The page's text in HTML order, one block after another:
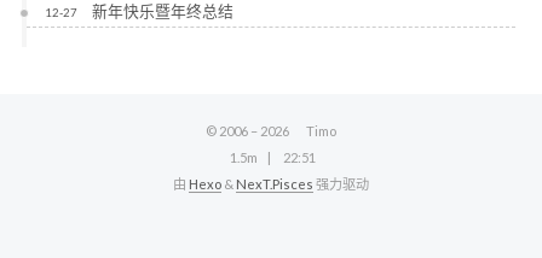
12-27 新年快乐暨年终总结
© 2006 – 2026
Timo
1.5m
22:51
由 Hexo & NexT.Pisces 强力驱动